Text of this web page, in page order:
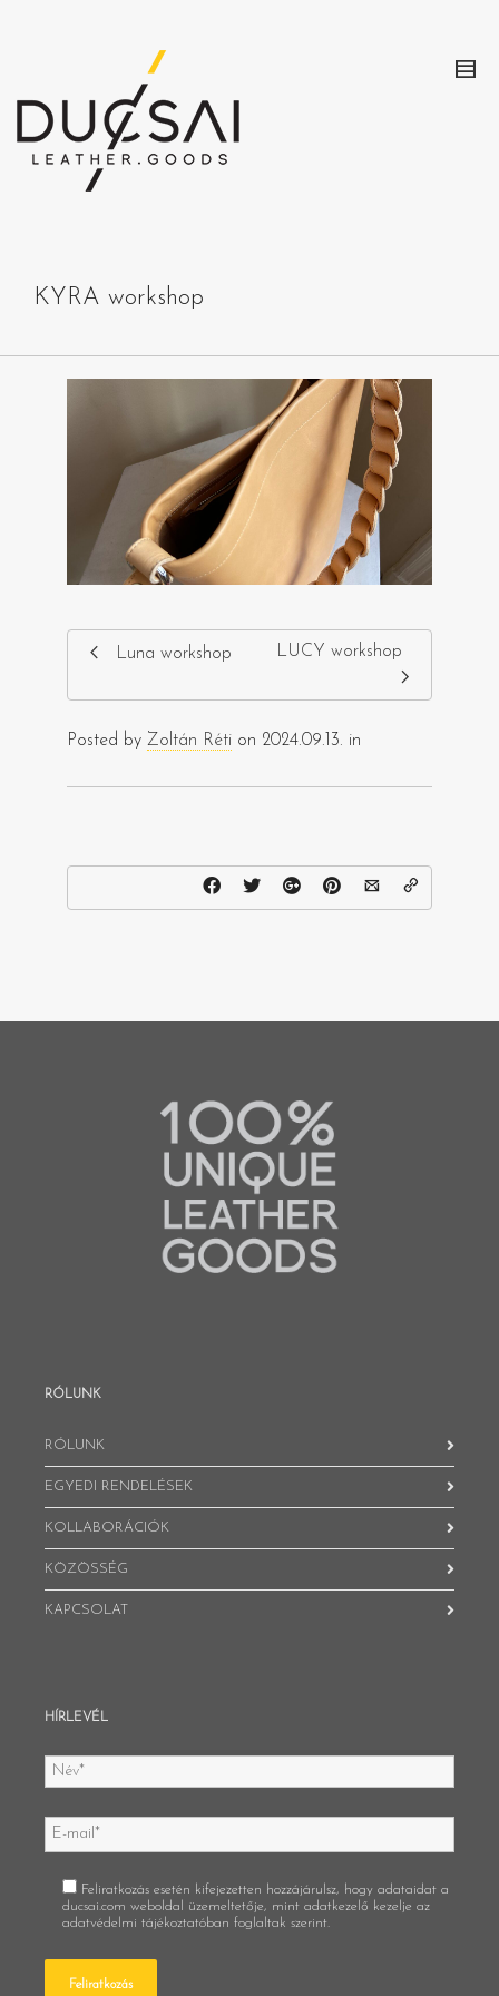
KYRA workshop
Luna workshop LUCY workshop
Posted by Zoltán Réti on 2024.09.13. in
RÓLUNK
RÓLUNK
EGYEDI RENDELÉSEK
KOLLABORÁCIÓK
KÖZÖSSÉG
KAPCSOLAT
HÍRLEVÉL
Feliratkozás esetén kifejezetten hozzájárulsz, hogy adataidat a
ducsai.com weboldal üzemeltetője, mint adatkezelő kezelje az
adatvédelmi tájékoztatóban foglaltak szerint.